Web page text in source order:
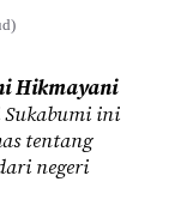
Hikmayani
ini
tentang
negeri